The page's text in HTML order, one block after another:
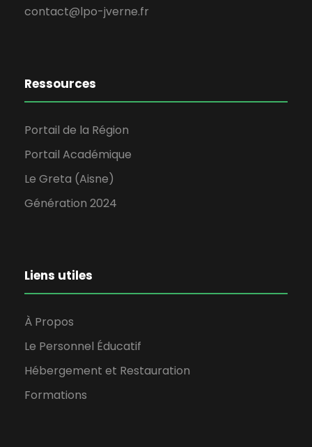
contact@lpo-jverne.fr
Ressources
Portail de la Région
Portail Académique
Le Greta (Aisne)
Génération 2024
Liens utiles
À Propos
Le Personnel Éducatif
Hébergement et Restauration
Formations